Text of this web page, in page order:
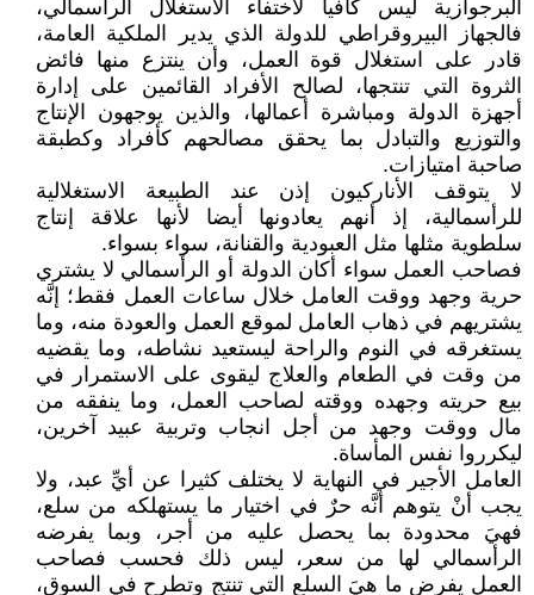
البرجوازية ليس كافيا لاختفاء الاستغلال الرأسمالي،
فالجهاز البيروقراطي للدولة الذي يدير الملكية العامة،
قادر على استغلال قوة العمل، وأن ينتزع منها فائض
الثروة التي تنتجها، لصالح الأفراد القائمين على إدارة
أجهزة الدولة ومباشرة أعمالها، والذين يوجهون الإنتاج
والتوزيع والتبادل بما يحقق مصالحهم كأفراد وكطبقة
صاحبة امتيازات.
لا يتوقف الأناركيون إذن عند الطبيعة الاستغلالية
للرأسمالية، إذ أنهم يعادونها أيضا لأنها علاقة إنتاج
سلطوية مثلها مثل العبودية والقنانة، سواء بسواء.
فصاحب العمل سواء أكان الدولة أو الرأسمالي لا يشتري
حرية وجهد ووقت العامل خلال ساعات العمل فقط؛ إنَّه
يشتريهم في ذهاب العامل لموقع العمل والعودة منه، وما
يستغرقه في النوم والراحة ليستعيد نشاطه، وما يقضيه
من وقت في الطعام والعلاج ليقوى على الاستمرار في
بيع حريته وجهده ووقته لصاحب العمل، وما ينفقه من
مال ووقت وجهد من أجل انجاب وتربية عبيد آخرين،
ليكرروا نفس المأساة.
العامل الأجير في النهاية لا يختلف كثيرا عن أيِّ عبد، ولا
يجب أنْ يتوهم أنَّه حرٌ في اختيار ما يستهلكه من سلع،
فهيَ محدودة بما يحصل عليه من أجر، وبما يفرضه
الرأسمالي لها من سعر، ليس ذلك فحسب فصاحب
العمل يفرض ما هيَ السلع التي تنتج وتطرح في السوق،